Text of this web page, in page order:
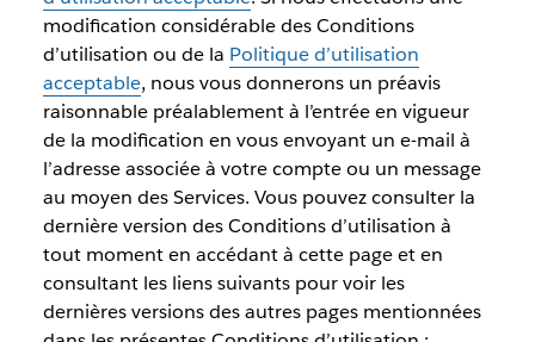
modification considérable des Conditions
d’utilisation ou de la Politique d’utilisation
acceptable, nous vous donnerons un préavis
raisonnable préalablement à l’entrée en vigueur
de la modification en vous envoyant un e-mail à
l’adresse associée à votre compte ou un message
au moyen des Services. Vous pouvez consulter la
dernière version des Conditions d’utilisation à
tout moment en accédant à cette page et en
consultant les liens suivants pour voir les
dernières versions des autres pages mentionnées